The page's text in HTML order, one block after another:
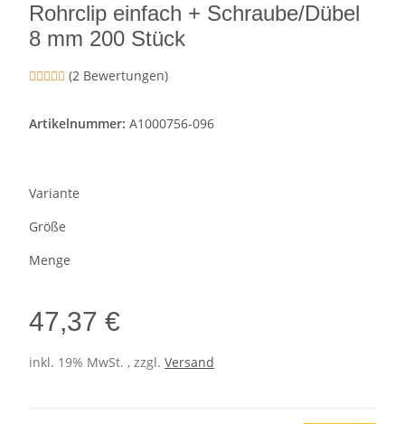
Rohrclip einfach + Schraube/Dübel
8 mm 200 Stück
(2 Bewertungen)
Artikelnummer: A1000756-096
Variante
Größe
Menge
47,37 €
inkl. 19% MwSt. , zzgl. Versand